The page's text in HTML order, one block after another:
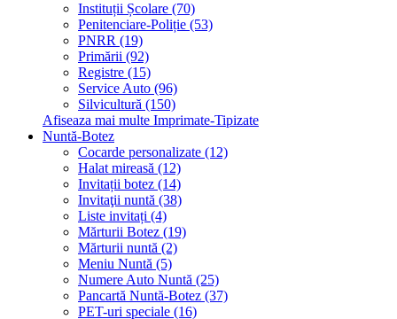
Instituții Școlare (70)
Penitenciare-Poliție (53)
PNRR (19)
Primării (92)
Registre (15)
Service Auto (96)
Silvicultură (150)
Afiseaza mai multe Imprimate-Tipizate
Nuntă-Botez
Cocarde personalizate (12)
Halat mireasă (12)
Invitații botez (14)
Invitaţii nuntă (38)
Liste invitați (4)
Mărturii Botez (19)
Mărturii nuntă (2)
Meniu Nuntă (5)
Numere Auto Nuntă (25)
Pancartă Nuntă-Botez (37)
PET-uri speciale (16)